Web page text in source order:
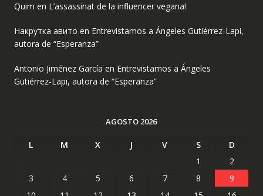
Quim en L’assassinat de la influencer vegana!
Накрутка авито en Entrevistamos a Ángeles Gutiérrez-Lapi,
autora de “Esperanza”
Antonio Jiménez García en Entrevistamos a Ángeles
Gutiérrez-Lapi, autora de “Esperanza”
AGOSTO 2026
L M X J V S
D
1
2
3
4 5 6 7 8
9